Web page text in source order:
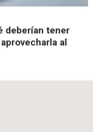
deberían tener
al